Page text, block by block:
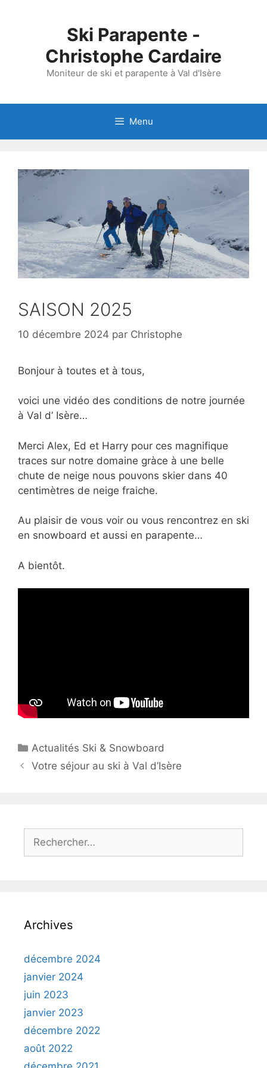
Ski Parapente -
Christophe Cardaire
Moniteur de ski et parapente à Val d'Isère
Menu
SAISON 2025
10 décembre 2024 par Christophe
Bonjour à toutes et à tous,
voici une vidéo des conditions de notre journée
à Val d’ Isère…
Merci Alex, Ed et Harry pour ces magnifique
traces sur notre domaine gràce à une belle
chute de neige nous pouvons skier dans 40
centimètres de neige fraiche.
Au plaisir de vous voir ou vous rencontrez en ski
en snowboard et aussi en parapente…
A bientôt.
Catégories
Actualités Ski & Snowboard
Votre séjour au ski à Val d’Isère
Archives
décembre 2024
janvier 2024
juin 2023
janvier 2023
décembre 2022
août 2022